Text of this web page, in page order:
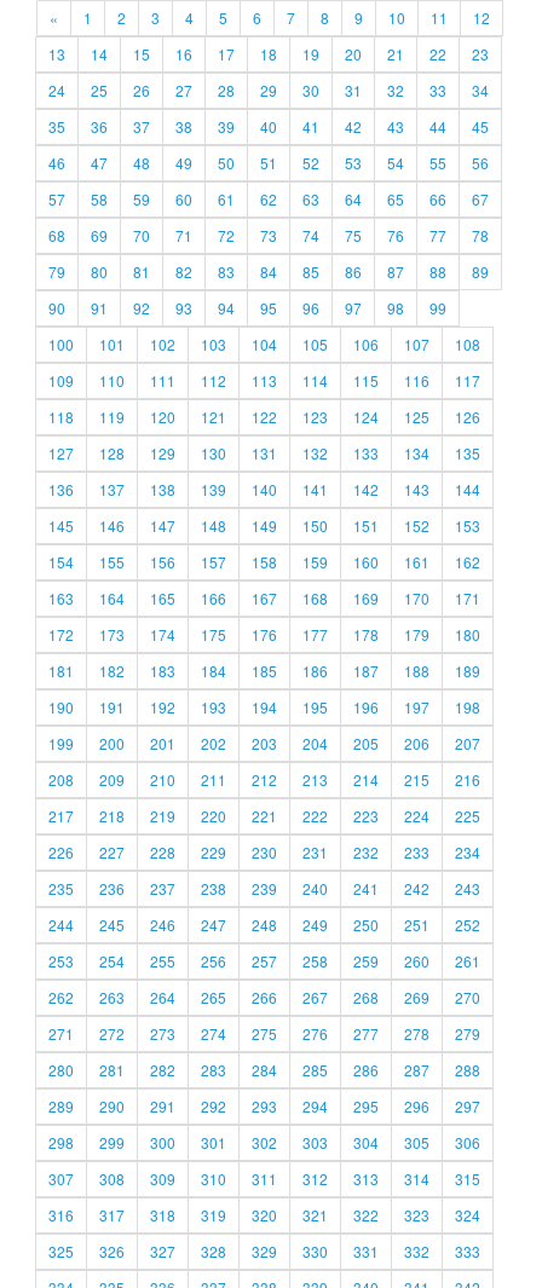
« 1 2 3 4 5 6 7 8 9 10 11
12
13
14 15 16 17 18 19 20 21 22
23
24
25 26 27 28 29 30 31 32 33
34
35
36 37 38 39 40 41 42 43 44
45
46
47 48 49 50 51 52 53 54 55
56
57
58 59 60 61 62 63 64 65 66
67
68
69 70 71 72 73 74 75 76 77
78
79
80 81 82 83 84 85 86 87 88
89
90
91 92 93 94 95 96 97 98
99
100
101 102 103 104 105 106 107
108
109
110 111 112 113 114 115 116
117
118
119 120 121 122 123 124 125
126
127
128 129 130 131 132 133 134
135
136
137 138 139 140 141 142 143
144
145
146 147 148 149 150 151 152
153
154
155 156 157 158 159 160 161
162
163
164 165 166 167 168 169 170
171
172
173 174 175 176 177 178 179
180
181
182 183 184 185 186 187 188
189
190
191 192 193 194 195 196 197
198
199
200 201 202 203 204 205 206
207
208
209 210 211 212 213 214 215
216
217
218 219 220 221 222 223 224
225
226
227 228 229 230 231 232 233
234
235
236 237 238 239 240 241 242
243
244
245 246 247 248 249 250 251
252
253
254 255 256 257 258 259 260
261
262
263 264 265 266 267 268 269
270
271
272 273 274 275 276 277 278
279
280
281 282 283 284 285 286 287
288
289
290 291 292 293 294 295 296
297
298
299 300 301 302 303 304 305
306
307
308 309 310 311 312 313 314
315
316
317 318 319 320 321 322 323
324
325
326 327 328 329 330 331 332
333